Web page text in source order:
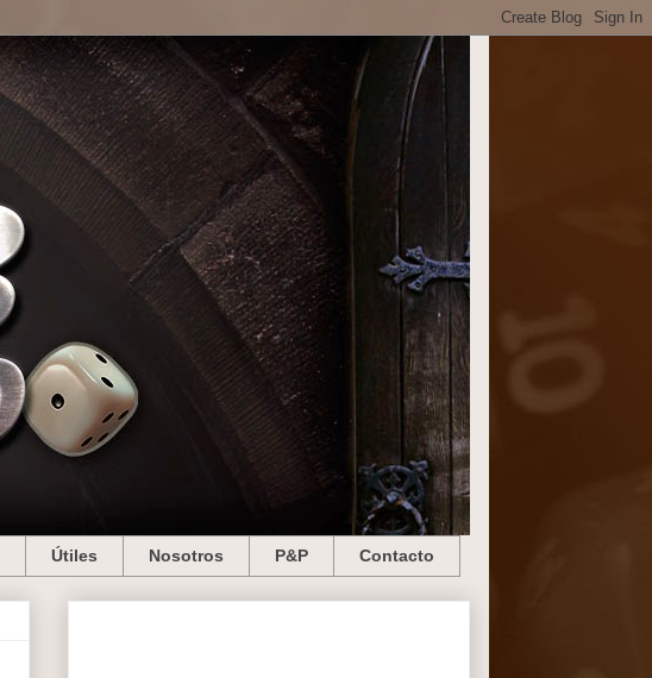
Útiles Nosotros P&P Contacto